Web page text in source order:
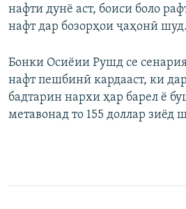
нафти дунё аст, боиси боло
нафт дар бозорҳои ҷаҳонӣ шуд.
Бонки Осиёии Рушд се
нафт пешбинӣ кардааст, ки
бадтарин нархи ҳар барел ё
метавонад то 155 доллар зиёд